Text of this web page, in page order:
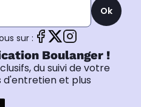
Ok
sur :
Boulanger !
du suivi de votre
d'entretien et plus